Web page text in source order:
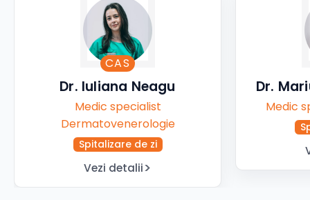
CAS
Dr. Iuliana Neagu
Medic specialist
Dermatovenerologie
Spitalizare de zi
Vezi detalii
Dr.
Medic